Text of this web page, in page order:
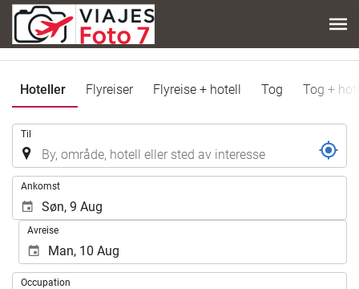
Hoteller Flyreiser Flyreise + hotell Tog Tog +
Til
Ankomst
Avreise
Occupation
Occupation